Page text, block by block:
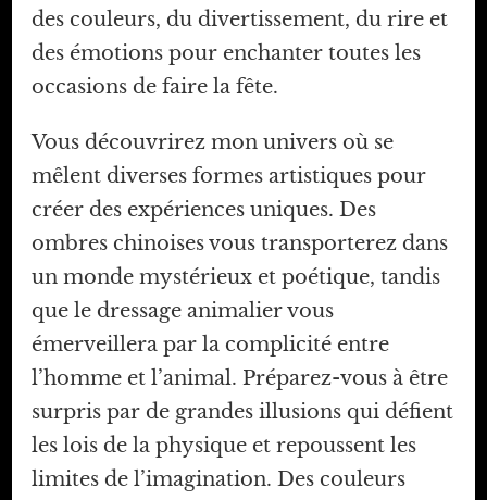
des couleurs, du divertissement, du rire et
des émotions pour enchanter toutes les
occasions de faire la fête.
Vous découvrirez mon univers où se
mêlent diverses formes artistiques pour
créer des expériences uniques. Des
ombres chinoises vous transporterez dans
un monde mystérieux et poétique, tandis
que le dressage animalier vous
émerveillera par la complicité entre
l’homme et l’animal. Préparez-vous à être
surpris par de grandes illusions qui défient
les lois de la physique et repoussent les
limites de l’imagination. Des couleurs